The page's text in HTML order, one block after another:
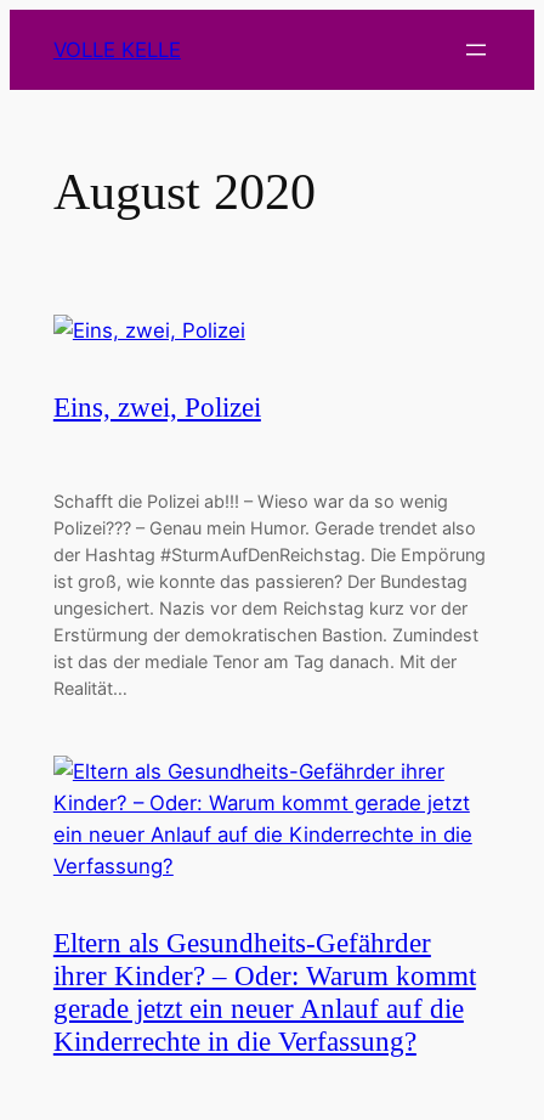
Inhalt
springen
VOLLE KELLE
August 2020
Eins, zwei, Polizei
Schafft die Polizei ab!!! – Wieso war da so wenig
Polizei??? – Genau mein Humor. Gerade trendet also
der Hashtag #SturmAufDenReichstag. Die Empörung
ist groß, wie konnte das passieren? Der Bundestag
ungesichert. Nazis vor dem Reichstag kurz vor der
Erstürmung der demokratischen Bastion. Zumindest
ist das der mediale Tenor am Tag danach. Mit der
Realität…
Eltern als Gesundheits-Gefährder
ihrer Kinder? – Oder: Warum kommt
gerade jetzt ein neuer Anlauf auf die
Kinderrechte in die Verfassung?